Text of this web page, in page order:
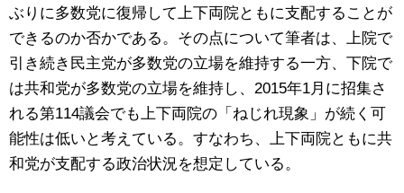
ぶりに多数党に復帰して上下両院ともに支配することが
できるのか否かである。その点について筆者は、上院で
引き続き民主党が多数党の立場を維持する一方、下院で
は共和党が多数党の立場を維持し、2015年1月に招集さ
れる第114議会でも上下両院の「ねじれ現象」が続く可
能性は低いと考えている。すなわち、上下両院ともに共
和党が支配する政治状況を想定している。